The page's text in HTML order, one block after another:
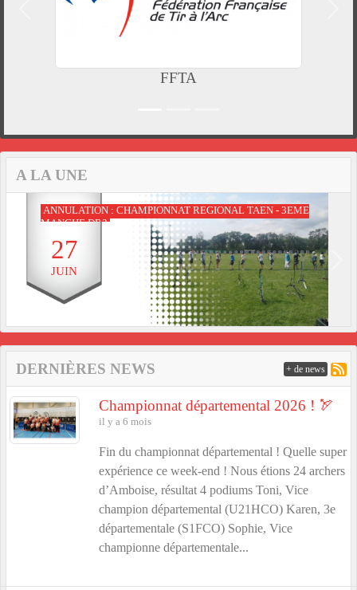
A LA UNE
27
JUIN
ANNULATION : CHAMPIONNAT REGIONAL TAEN - 3EME
MANCHE DR3
DERNIÈRES NEWS
Championnat départemental 2026 ! 🏹
il y a 6 mois
Fin du championnat départemental ! Quelle super
expérience ce week-end ! Nous étions 24 archers
d’Amboise, résultat 4 podiums Toni, Vice
champion départemental (U21HCO) Karen, 3e
départementale (S1FCO) Sophie, Vice
championne départementale...
+ de news
FFTA